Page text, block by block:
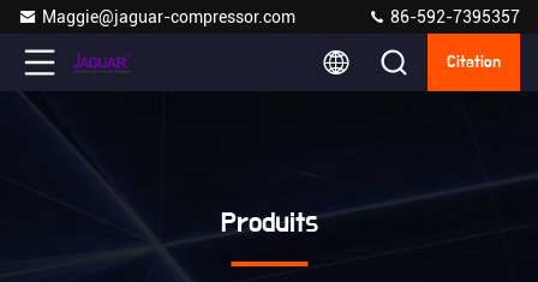
Maggie@jaguar-compressor.com 86-592-7395357
Citation
Produits